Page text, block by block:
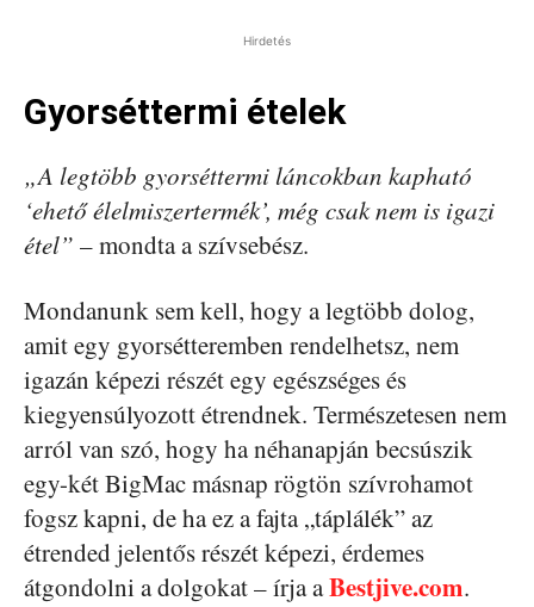
Hirdetés
Gyorséttermi ételek
„A legtöbb gyorséttermi láncokban kapható
‘ehető élelmiszertermék’, még csak nem is igazi
étel” – mondta a szívsebész.
Mondanunk sem kell, hogy a legtöbb dolog,
amit egy gyorsétteremben rendelhetsz, nem
igazán képezi részét egy egészséges és
kiegyensúlyozott étrendnek. Természetesen nem
arról van szó, hogy ha néhanapján becsúszik
egy-két BigMac másnap rögtön szívrohamot
fogsz kapni, de ha ez a fajta „táplálék” az
étrended jelentős részét képezi, érdemes
átgondolni a dolgokat – írja aBestjive.com.